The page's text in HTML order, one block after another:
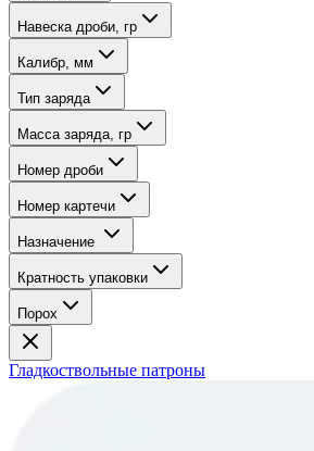
Навеска дроби, гр
Калибр, мм
Тип заряда
Масса заряда, гр
Номер дроби
Номер картечи
Назначение
Кратность упаковки
Порох
Гладкоствольные патроны